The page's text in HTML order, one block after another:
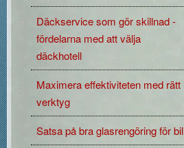
Däckservice som gör skillnad -
fördelarna med att välja
däckhotell
Maximera effektiviteten med rätt
verktyg
Satsa på bra glasrengöring för bil